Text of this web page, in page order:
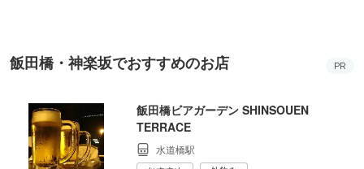
飯田橋・神楽坂でおすすめのお店 PR
飯田橋ビアガーデン SHINSOUEN
TERRACE
水道橋駅